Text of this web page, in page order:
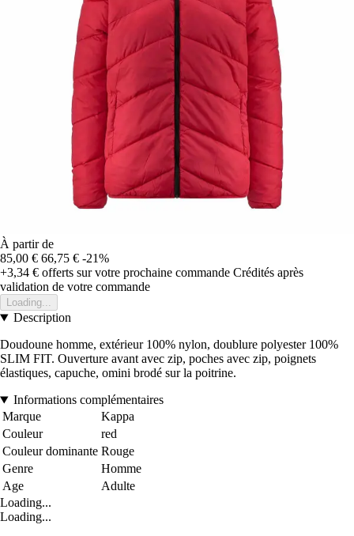
À partir de
85,00 € 66,75 € -21%
+3,34 € offerts sur votre prochaine commande Crédités après
validation de votre commande
Loading...
Description
Doudoune homme, extérieur 100% nylon, doublure polyester 100%
SLIM FIT. Ouverture avant avec zip, poches avec zip, poignets
élastiques, capuche, omini brodé sur la poitrine.
Informations complémentaires
Marque
Kappa
Couleur
red
Couleur dominante Rouge
Genre
Homme
Age
Adulte
Loading...
Loading...